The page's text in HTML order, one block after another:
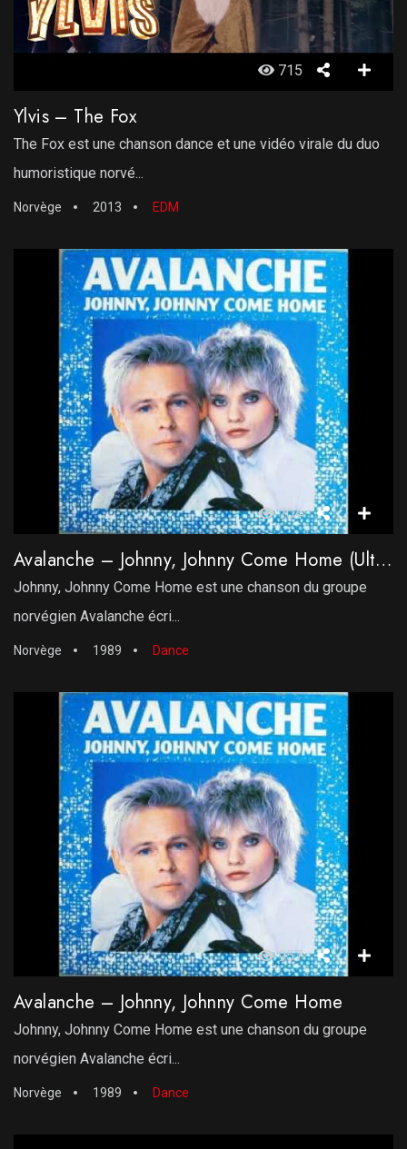
715
Ylvis – The Fox
The Fox est une chanson dance et une vidéo virale du duo
humoristique norvé...
Norvège 2013 EDM
704
Avalanche – Johnny, Johnny Come Home (Ultrasound 12′ Version)
Johnny, Johnny Come Home est une chanson du groupe
norvégien Avalanche écri...
Norvège 1989 Dance
957
Avalanche – Johnny, Johnny Come Home
Johnny, Johnny Come Home est une chanson du groupe
norvégien Avalanche écri...
Norvège 1989 Dance